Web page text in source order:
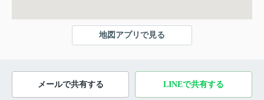
地図アプリで見る
メールで共有する LINEで共有する